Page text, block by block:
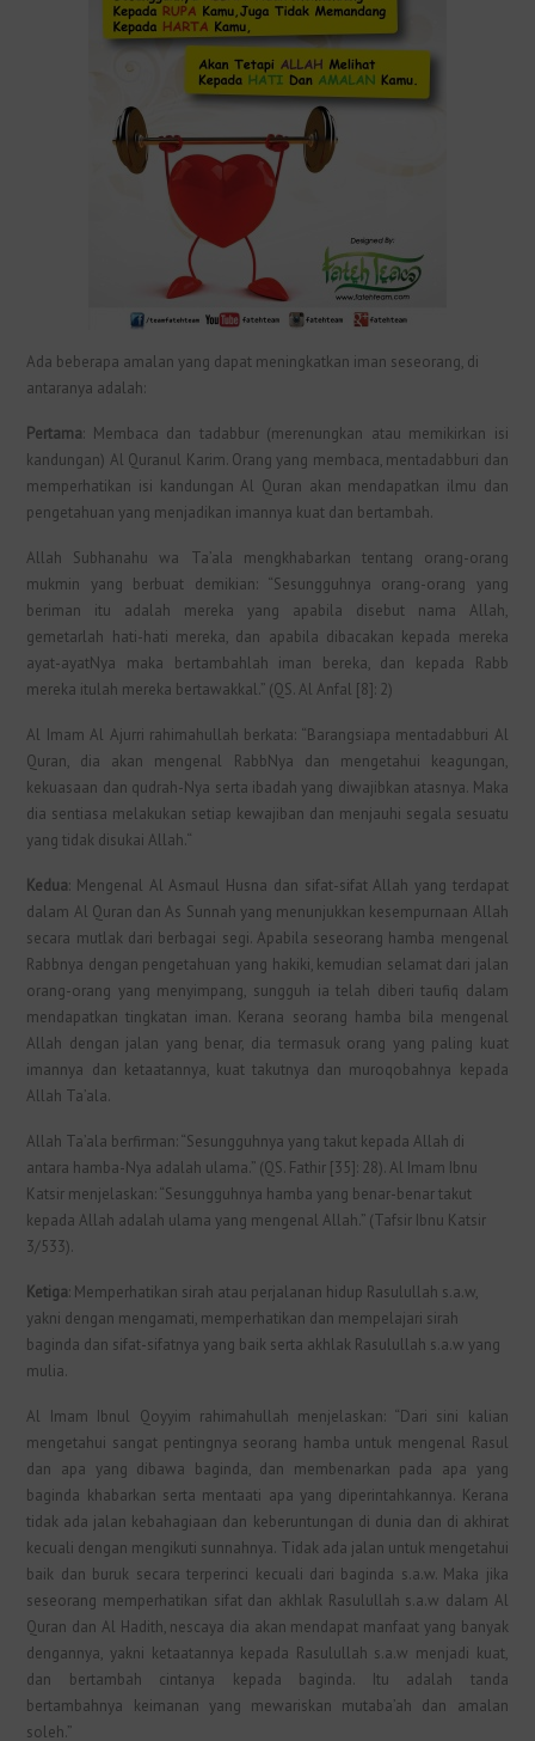
Ada beberapa amalan yang dapat meningkatkan iman seseorang, di
antaranya adalah:
Pertama: Membaca dan tadabbur (merenungkan atau memikirkan isi
kandungan) Al Quranul Karim. Orang yang membaca, mentadabburi dan
memperhatikan isi kandungan Al Quran akan mendapatkan ilmu dan
pengetahuan yang menjadikan imannya kuat dan bertambah.
Allah Subhanahu wa Ta’ala mengkhabarkan tentang orang-orang
mukmin yang berbuat demikian: “Sesungguhnya orang-orang yang
beriman itu adalah mereka yang apabila disebut nama Allah,
gemetarlah hati-hati mereka, dan apabila dibacakan kepada mereka
ayat-ayatNya maka bertambahlah iman bereka, dan kepada Rabb
mereka itulah mereka bertawakkal.” (QS. Al Anfal [8]: 2)
Al Imam Al Ajurri rahimahullah berkata: “Barangsiapa mentadabburi Al
Quran, dia akan mengenal RabbNya dan mengetahui keagungan,
kekuasaan dan qudrah-Nya serta ibadah yang diwajibkan atasnya. Maka
dia sentiasa melakukan setiap kewajiban dan menjauhi segala sesuatu
yang tidak disukai Allah.“
Kedua: Mengenal Al Asmaul Husna dan sifat-sifat Allah yang terdapat
dalam Al Quran dan As Sunnah yang menunjukkan kesempurnaan Allah
secara mutlak dari berbagai segi. Apabila seseorang hamba mengenal
Rabbnya dengan pengetahuan yang hakiki, kemudian selamat dari jalan
orang-orang yang menyimpang, sungguh ia telah diberi taufiq dalam
mendapatkan tingkatan iman. Kerana seorang hamba bila mengenal
Allah dengan jalan yang benar, dia termasuk orang yang paling kuat
imannya dan ketaatannya, kuat takutnya dan muroqobahnya kepada
Allah Ta’ala.
Allah Ta’ala berfirman: “Sesungguhnya yang takut kepada Allah di
antara hamba-Nya adalah ulama.” (QS. Fathir [35]: 28). Al Imam Ibnu
Katsir menjelaskan: “Sesungguhnya hamba yang benar-benar takut
kepada Allah adalah ulama yang mengenal Allah.” (Tafsir Ibnu Katsir
3/533).
Ketiga: Memperhatikan sirah atau perjalanan hidup Rasulullah s.a.w,
yakni dengan mengamati, memperhatikan dan mempelajari sirah
baginda dan sifat-sifatnya yang baik serta akhlak Rasulullah s.a.w yang
mulia.
Al Imam Ibnul Qoyyim rahimahullah menjelaskan: “Dari sini kalian
mengetahui sangat pentingnya seorang hamba untuk mengenal Rasul
dan apa yang dibawa baginda, dan membenarkan pada apa yang
baginda khabarkan serta mentaati apa yang diperintahkannya. Kerana
tidak ada jalan kebahagiaan dan keberuntungan di dunia dan di akhirat
kecuali dengan mengikuti sunnahnya. Tidak ada jalan untuk mengetahui
baik dan buruk secara terperinci kecuali dari baginda s.a.w. Maka jika
seseorang memperhatikan sifat dan akhlak Rasulullah s.a.w dalam Al
Quran dan Al Hadith, nescaya dia akan mendapat manfaat yang banyak
dengannya, yakni ketaatannya kepada Rasulullah s.a.w menjadi kuat,
dan bertambah cintanya kepada baginda. Itu adalah tanda
bertambahnya keimanan yang mewariskan mutaba’ah dan amalan
soleh.”